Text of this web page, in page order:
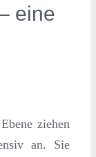
eine
ziehen
an. Sie